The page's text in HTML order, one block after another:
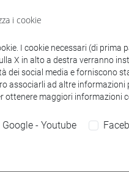
di distribuzione
sulle nuove sfide globali
riferimento
V. Salvatore, An
i cookie
I cookie necessari (di
X in alto a destra verranno
dei social media e forniscono
associarli ad altre informazioni
ottenere maggiori informazioni
Google - Youtube